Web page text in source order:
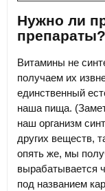
Нужно ли
препараты?
Витамины не
получаем их
единственный
наша пища.
наш организм
других веществ,
опять же, мы
вырабатывается
под названием